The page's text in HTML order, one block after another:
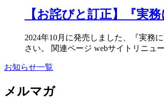
【お詫びと訂正】『実
2024年10月に発売しました、『実務
さい。 関連ページ webサイトリニ
お知らせ一覧
メルマガ